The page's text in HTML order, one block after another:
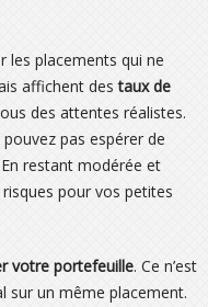
les placements qui ne
affichent destaux de
des attentes réalistes.
pas espérer de
restant modérée et
pour vos petites
votre portefeuille. Ce n’est
sur un même placement.